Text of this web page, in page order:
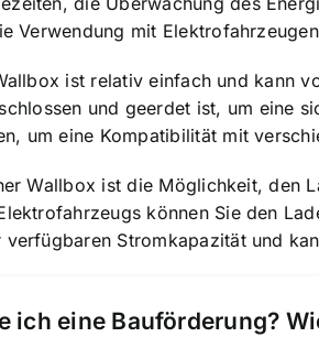
Verwendung mit
ist relativ einfach und kann
und geerdet ist, um eine
um eine Kompatibilität mit
Wallbox ist die Möglichkeit, den
können Sie den
Stromkapazität und
ich eine Bauförderung?